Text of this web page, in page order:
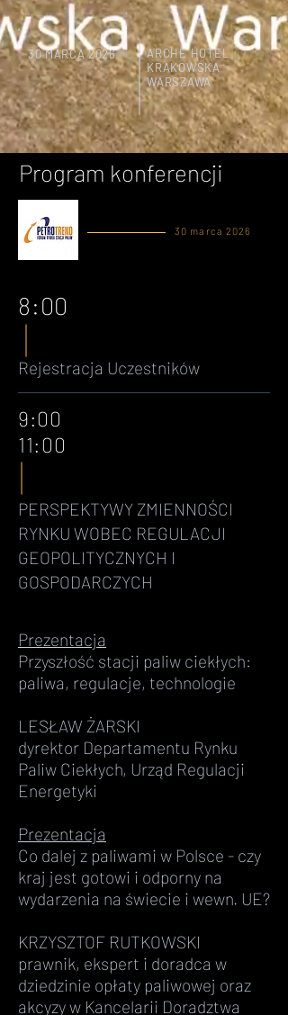
30 MARCA 2026
ARCHE HOTEL
KRAKOWSKA
WARSZAWA
Program konferencji
30 marca 2026
8:00
Rejestracja Uczestników
9:00
11:00
PERSPEKTYWY ZMIENNOŚCI
RYNKU WOBEC REGULACJI
GEOPOLITYCZNYCH I
GOSPODARCZYCH
Prezentacja
Przyszłość stacji paliw ciekłych:
paliwa, regulacje, technologie
LESŁAW ŻARSKI
dyrektor Departamentu Rynku
Paliw Ciekłych, Urząd Regulacji
Energetyki
Prezentacja
Co dalej z paliwami w Polsce - czy
kraj jest gotowi i odporny na
wydarzenia na świecie i wewn. UE?
KRZYSZTOF RUTKOWSKI
prawnik, ekspert i doradca w
dziedzinie opłaty paliwowej oraz
akcyzy w Kancelarii Doradztwa